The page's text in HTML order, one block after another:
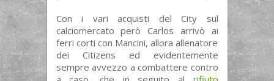
Con i vari acquisti del City sul
calciomercato però Carlos arrivò ai
ferri corti con Mancini, allora allenatore
dei Citizens ed evidentemente
sempre avvezzo a combattere contro